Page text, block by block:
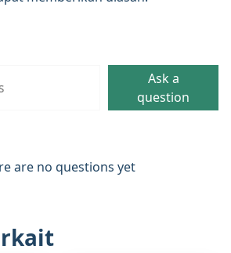
Ask a
question
are no questions yet